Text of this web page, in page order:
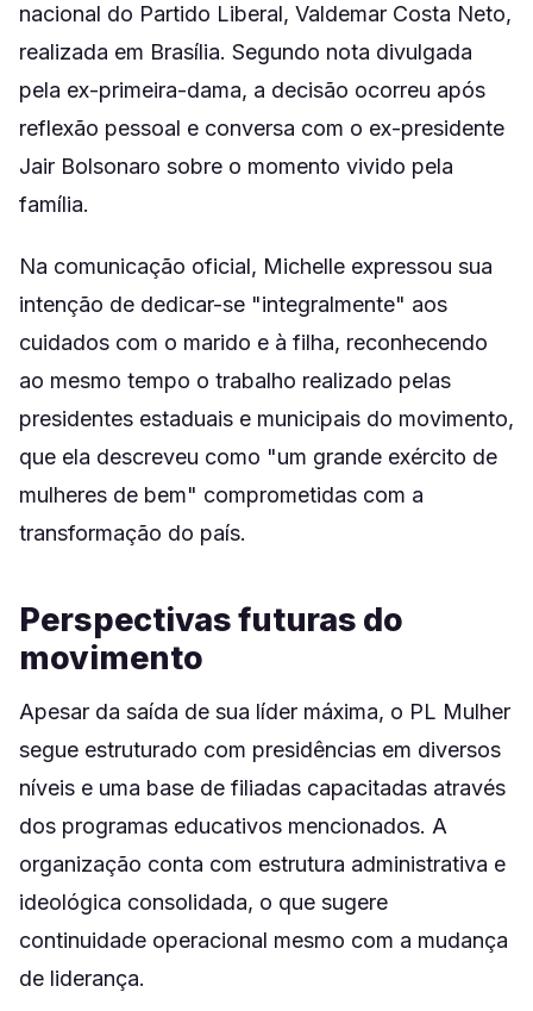
nacional do Partido Liberal, Valdemar Costa Neto,
realizada em Brasília. Segundo nota divulgada
pela ex-primeira-dama, a decisão ocorreu após
reflexão pessoal e conversa com o ex-presidente
Jair Bolsonaro sobre o momento vivido pela
família.
Na comunicação oficial, Michelle expressou sua
intenção de dedicar-se "integralmente" aos
cuidados com o marido e à filha, reconhecendo
ao mesmo tempo o trabalho realizado pelas
presidentes estaduais e municipais do movimento,
que ela descreveu como "um grande exército de
mulheres de bem" comprometidas com a
transformação do país.
Perspectivas futuras do
movimento
Apesar da saída de sua líder máxima, o PL Mulher
segue estruturado com presidências em diversos
níveis e uma base de filiadas capacitadas através
dos programas educativos mencionados. A
organização conta com estrutura administrativa e
ideológica consolidada, o que sugere
continuidade operacional mesmo com a mudança
de liderança.